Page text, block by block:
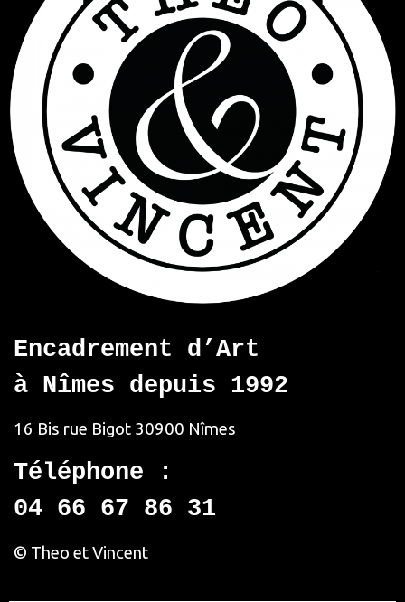
Encadrement d’Art
à Nîmes depuis 1992
16 Bis rue Bigot 30900 Nîmes
Téléphone :
04 66 67 86 31
© Theo et Vincent